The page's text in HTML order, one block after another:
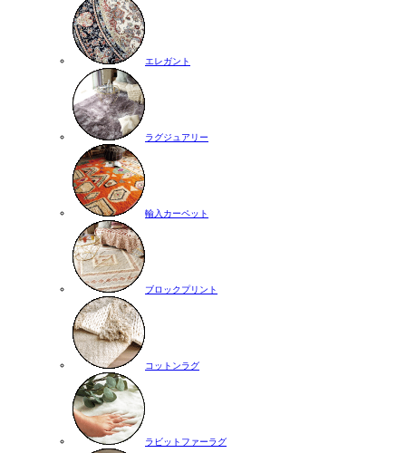
エレガント
ラグジュアリー
輸入カーペット
ブロックプリント
コットンラグ
ラビットファーラグ